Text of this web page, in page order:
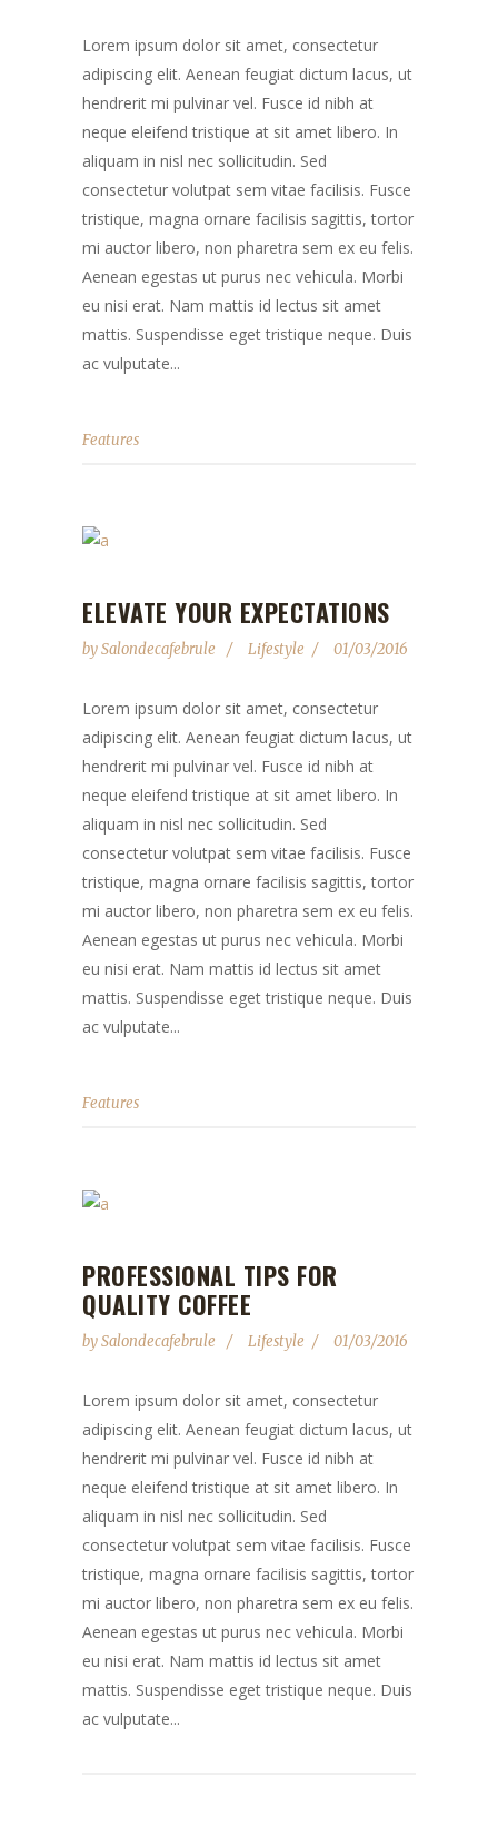
Lorem ipsum dolor sit amet, consectetur
adipiscing elit. Aenean feugiat dictum lacus, ut
hendrerit mi pulvinar vel. Fusce id nibh at
neque eleifend tristique at sit amet libero. In
aliquam in nisl nec sollicitudin. Sed
consectetur volutpat sem vitae facilisis. Fusce
tristique, magna ornare facilisis sagittis, tortor
mi auctor libero, non pharetra sem ex eu felis.
Aenean egestas ut purus nec vehicula. Morbi
eu nisi erat. Nam mattis id lectus sit amet
mattis. Suspendisse eget tristique neque. Duis
ac vulputate...
Features
ELEVATE YOUR EXPECTATIONS
bySalondecafebrule Lifestyle 01/03/2016
Lorem ipsum dolor sit amet, consectetur
adipiscing elit. Aenean feugiat dictum lacus, ut
hendrerit mi pulvinar vel. Fusce id nibh at
neque eleifend tristique at sit amet libero. In
aliquam in nisl nec sollicitudin. Sed
consectetur volutpat sem vitae facilisis. Fusce
tristique, magna ornare facilisis sagittis, tortor
mi auctor libero, non pharetra sem ex eu felis.
Aenean egestas ut purus nec vehicula. Morbi
eu nisi erat. Nam mattis id lectus sit amet
mattis. Suspendisse eget tristique neque. Duis
ac vulputate...
Features
PROFESSIONAL TIPS FOR
QUALITY COFFEE
bySalondecafebrule Lifestyle 01/03/2016
Lorem ipsum dolor sit amet, consectetur
adipiscing elit. Aenean feugiat dictum lacus, ut
hendrerit mi pulvinar vel. Fusce id nibh at
neque eleifend tristique at sit amet libero. In
aliquam in nisl nec sollicitudin. Sed
consectetur volutpat sem vitae facilisis. Fusce
tristique, magna ornare facilisis sagittis, tortor
mi auctor libero, non pharetra sem ex eu felis.
Aenean egestas ut purus nec vehicula. Morbi
eu nisi erat. Nam mattis id lectus sit amet
mattis. Suspendisse eget tristique neque. Duis
ac vulputate...